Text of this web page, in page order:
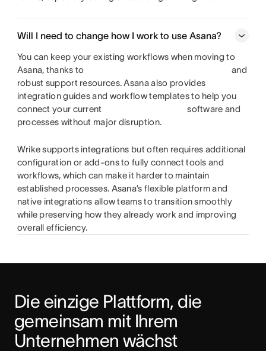
Will I need to change how I work to use Asana?
You can keep your existing workflows when moving to
Asana, thanks to
and
robust support resources. Asana also provides
integration guides and workflow templates to help you
connect your current
software and
processes without major disruption.
Wrike supports integrations but often requires additional
configuration or add-ons to fully connect tools and
workflows, which can make it harder to maintain
established processes. Asana’s flexible platform and
native integrations allow teams to transition smoothly
while preserving how they already work and improving
overall efficiency.
Die einzige Plattform, die
gemeinsam mit Ihrem
Unternehmen wächst